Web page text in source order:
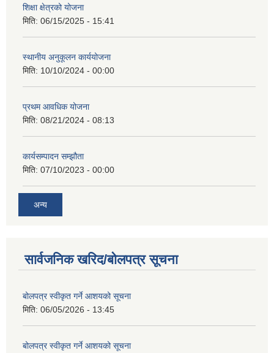
शिक्षा क्षेत्रको योजना
मिति: 06/15/2025 - 15:41
स्थानीय अनुकूलन कार्ययोजना
मिति: 10/10/2024 - 00:00
प्रथम आवधिक योजना
मिति: 08/21/2024 - 08:13
कार्यसम्पादन सम्झौता
मिति: 07/10/2023 - 00:00
अन्य
सार्वजनिक खरिद/बोलपत्र सूचना
बोलपत्र स्वीकृत गर्ने आशयको सूचना
मिति: 06/05/2026 - 13:45
बोलपत्र स्वीकृत गर्ने आशयको सूचना